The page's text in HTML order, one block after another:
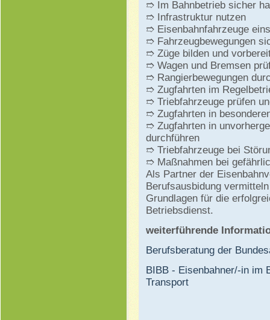
➱ Im Bahnbetrieb sicher
➱ Infrastruktur nutzen
➱ Eisenbahnfahrzeuge
➱ Fahrzeugbewegungen
➱ Züge bilden und
➱ Wagen und Bremsen
➱ Rangierbewegungen
➱ Zugfahrten im
➱ Triebfahrzeuge prüfen
➱ Zugfahrten in
➱ Zugfahrten in
durchführen
➱ Triebfahrzeuge bei
➱ Maßnahmen bei
Als Partner der
Berufsausbidung
Grundlagen für die
Betriebsdienst.
weiterführende
Berufsberatung der
BIBB - Eisenbahner/-in im
Transport